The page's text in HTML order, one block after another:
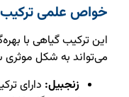
خواص علمی
این ترکیب گیاهی با
می‌تواند به شکل
زنجبیل: دارای